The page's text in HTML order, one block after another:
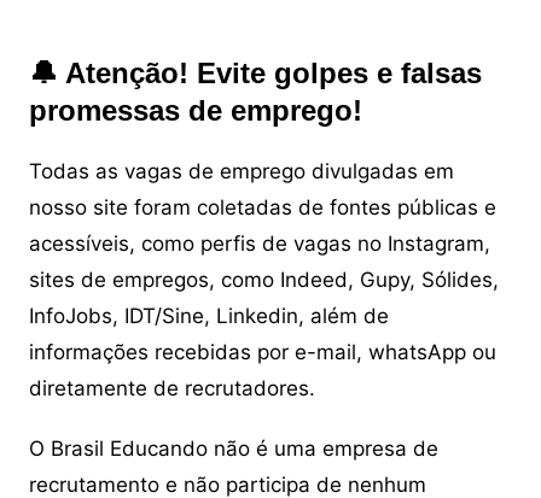
🔔 Atenção! Evite golpes e falsas
promessas de emprego!
Todas as vagas de emprego divulgadas em
nosso site foram coletadas de fontes públicas e
acessíveis, como perfis de vagas no Instagram,
sites de empregos, como Indeed, Gupy, Sólides,
InfoJobs, IDT/Sine, Linkedin, além de
informações recebidas por e-mail, whatsApp ou
diretamente de recrutadores.
O Brasil Educando não é uma empresa de
recrutamento e não participa de nenhum